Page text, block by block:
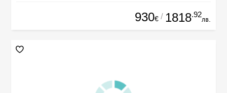
930€ / 1818.92
лв.